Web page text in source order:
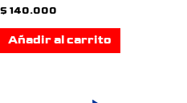
$ 140.000
Añadir al carrito